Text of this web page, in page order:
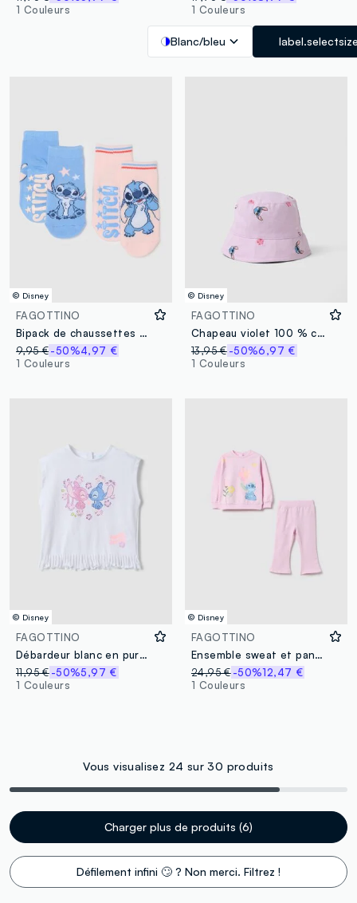
1 Couleurs
1 Couleurs
Blanc/bleu
© Disney
FAGOTTINO
Bipack de chaussettes multicolores pour bébé en mélange de coton avec imprimé
9,95 €-50%4,97 €
1 Couleurs
© Disney
FAGOTTINO
Chapeau violet 100 % coton pour petite fille avec Stitch
13,95 € -50%6,97 €
1 Couleurs
© Disney
FAGOTTINO
Débardeur blanc en pur coton avec franges
11,95 €-50%5,97 €
1 Couleurs
© Disney
FAGOTTINO
Ensemble sweat et pantalon rose pour fille en coton élastique coupe régulière
24,95 € -50%12,47 €
1 Couleurs
Vous visualisez 24 sur 30 produits
Charger plus de produits (6)
Défilement infini 🙄 ? Non merci. Filtrez !